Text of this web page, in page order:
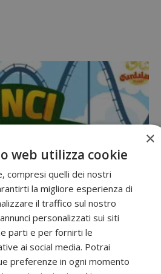
a Gardaland con
dell'APP Payback e prova a
×
web utilizza cookie
compresi quelli dei nostri
la migliore esperienza di
il traffico sul nostro
personalizzati sui siti
parti e per fornirti le
ai social media. Potrai
preferenze in ogni momento